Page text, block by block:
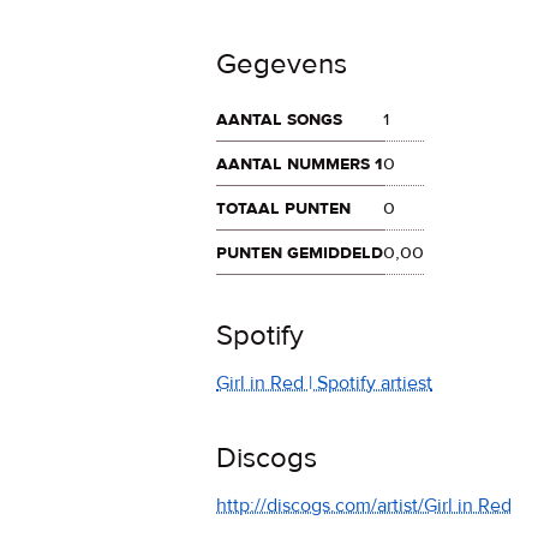
Gegevens
aantal songs
1
aantal nummers 10
totaal punten
0
punten gemiddeld0,00
Spotify
Girl in Red | Spotify artiest
Discogs
http://discogs.com/artist/Girl in Red